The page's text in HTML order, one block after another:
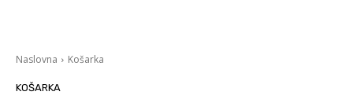
Naslovna Košarka
KOŠARKA